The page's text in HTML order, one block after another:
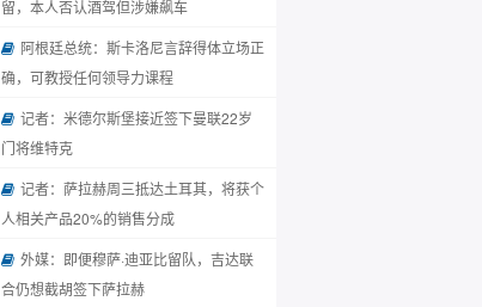
留，本人否认酒驾但涉嫌飙车
阿根廷总统：斯卡洛尼言辞得体立场正
确，可教授任何领导力课程
记者：米德尔斯堡接近签下曼联22岁
门将维特克
记者：萨拉赫周三抵达土耳其，将获个
人相关产品20%的销售分成
外媒：即便穆萨·迪亚比留队，吉达联
合仍想截胡签下萨拉赫